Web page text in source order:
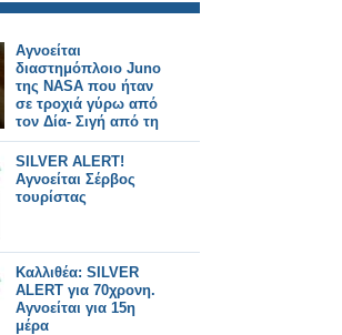
Αγνοείται
διαστημόπλοιο Juno
της NASA που ήταν
σε τροχιά γύρω από
τον Δία- Σιγή από τη
NASA
SILVER ALERT!
Αγνοείται Σέρβος
τουρίστας
Καλλιθέα: SILVER
ALERT για 70χρονη.
Αγνοείται για 15η
μέρα